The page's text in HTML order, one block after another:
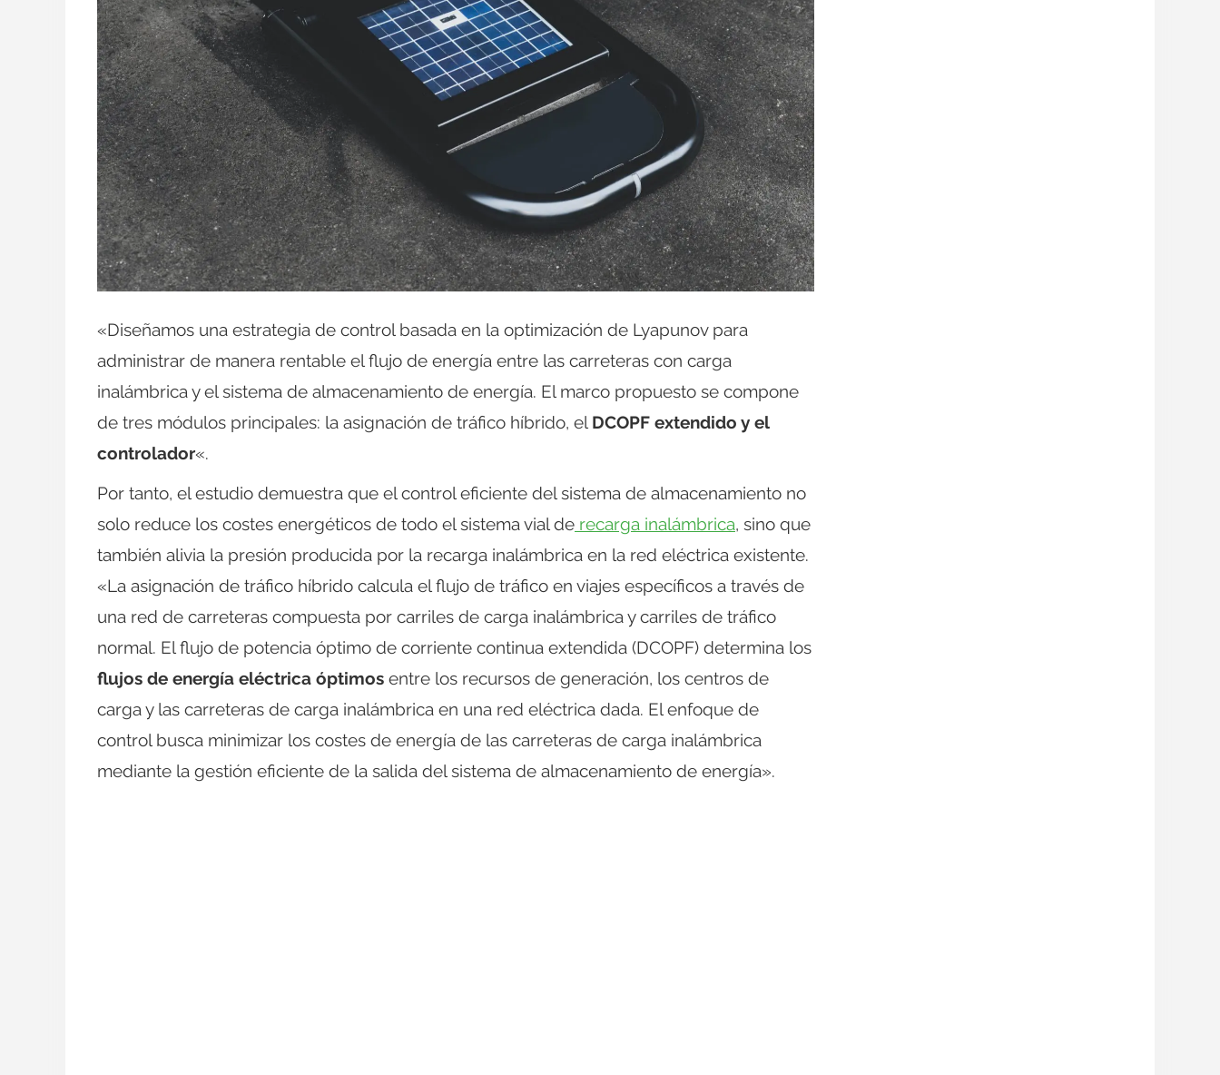
«Diseñamos una estrategia de control basada en la optimización de Lyapunov para
administrar de manera rentable el flujo de energía entre las carreteras con carga
inalámbrica y el sistema de almacenamiento de energía. El marco propuesto se compone
de tres módulos principales: la asignación de tráfico híbrido, el DCOPF extendido y el
controlador«.
Por tanto, el estudio demuestra que el control eficiente del sistema de almacenamiento no
solo reduce los costes energéticos de todo el sistema vial de recarga inalámbrica, sino que
también alivia la presión producida por la recarga inalámbrica en la red eléctrica existente.
«La asignación de tráfico híbrido calcula el flujo de tráfico en viajes específicos a través de
una red de carreteras compuesta por carriles de carga inalámbrica y carriles de tráfico
normal. El flujo de potencia óptimo de corriente continua extendida (DCOPF) determina los
flujos de energía eléctrica óptimos entre los recursos de generación, los centros de
carga y las carreteras de carga inalámbrica en una red eléctrica dada. El enfoque de
control busca minimizar los costes de energía de las carreteras de carga inalámbrica
mediante la gestión eficiente de la salida del sistema de almacenamiento de energía».